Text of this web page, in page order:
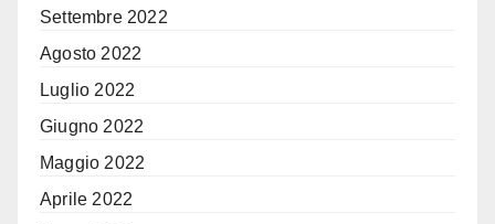
Settembre 2022
Agosto 2022
Luglio 2022
Giugno 2022
Maggio 2022
Aprile 2022